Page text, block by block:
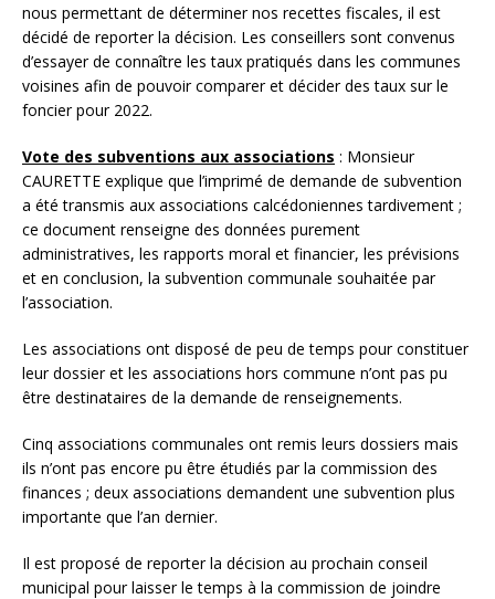
nous permettant de déterminer nos recettes fiscales, il est
décidé de reporter la décision. Les conseillers sont convenus
d’essayer de connaître les taux pratiqués dans les communes
voisines afin de pouvoir comparer et décider des taux sur le
foncier pour 2022.
Vote des subventions aux associations : Monsieur
CAURETTE explique que l’imprimé de demande de subvention
a été transmis aux associations calcédoniennes tardivement ;
ce document renseigne des données purement
administratives, les rapports moral et financier, les prévisions
et en conclusion, la subvention communale souhaitée par
l’association.
Les associations ont disposé de peu de temps pour constituer
leur dossier et les associations hors commune n’ont pas pu
être destinataires de la demande de renseignements.
Cinq associations communales ont remis leurs dossiers mais
ils n’ont pas encore pu être étudiés par la commission des
finances ; deux associations demandent une subvention plus
importante que l’an dernier.
Il est proposé de reporter la décision au prochain conseil
municipal pour laisser le temps à la commission de joindre